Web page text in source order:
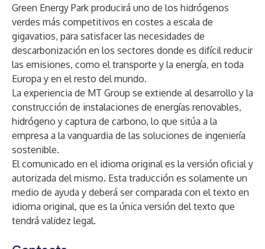
Green Energy Park producirá uno de los hidrógenos
verdes más competitivos en costes a escala de
gigavatios, para satisfacer las necesidades de
descarbonización en los sectores donde es difícil reducir
las emisiones, como el transporte y la energía, en toda
Europa y en el resto del mundo.
La experiencia de MT Group se extiende al desarrollo y la
construcción de instalaciones de energías renovables,
hidrógeno y captura de carbono, lo que sitúa a la
empresa a la vanguardia de las soluciones de ingeniería
sostenible.
El comunicado en el idioma original es la versión oficial y
autorizada del mismo. Esta traducción es solamente un
medio de ayuda y deberá ser comparada con el texto en
idioma original, que es la única versión del texto que
tendrá validez legal.